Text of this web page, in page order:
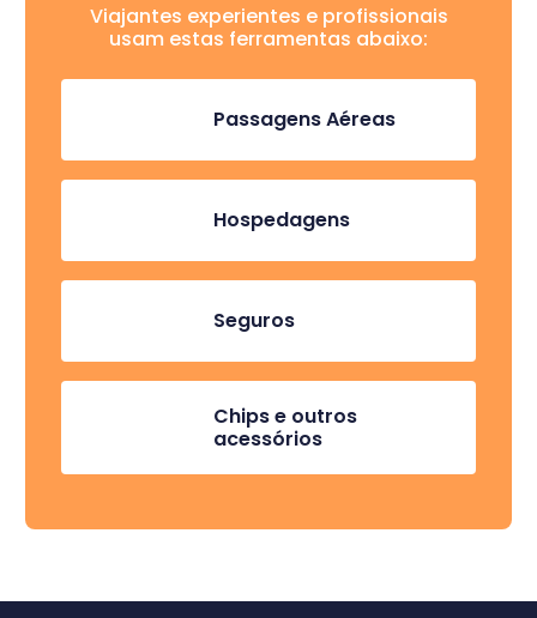
Viajantes experientes e profissionais
usam estas ferramentas abaixo:
Passagens Aéreas
Hospedagens
Seguros
Chips e outros
acessórios